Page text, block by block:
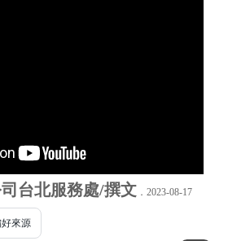
台北服務處/撰文 ．2023-08-17
好來源